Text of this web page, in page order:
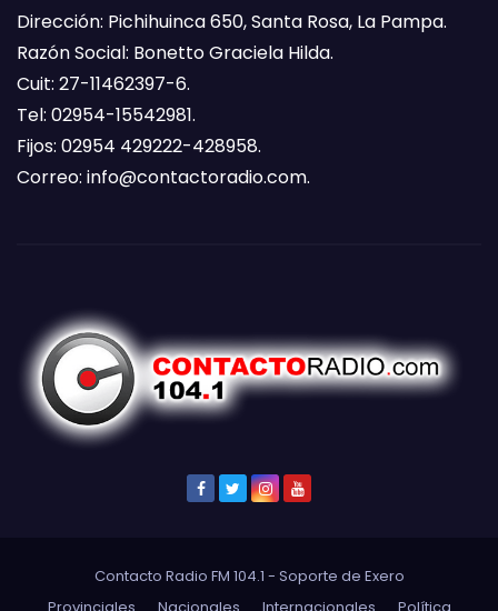
Dirección: Pichihuinca 650, Santa Rosa, La Pampa.
Razón Social: Bonetto Graciela Hilda.
Cuit: 27-11462397-6.
Tel: 02954-15542981.
Fijos: 02954 429222-428958.
Correo: info@contactoradio.com.
Contacto Radio FM 104.1 - Soporte de Exero